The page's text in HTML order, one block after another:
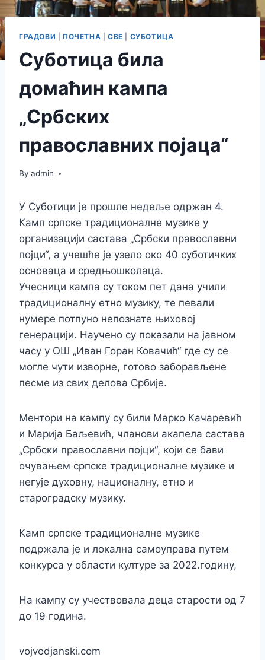
ГРАДОВИ ПОЧЕТНА СВЕ СУБОТИЦА
Суботица била
домаћин кампа
„Србских
православних појаца“
By admin
У Суботици је прошле недеље одржан 4.
Камп српске традиционалне музике у
организацији састава „Србски православни
појци“, а учешће је узело око 40 суботичких
основаца и средњошколаца.
Учесници кампа су током пет дана учили
традиционалну етно музику, те певали
нумере потпуно непознате њиховој
генерацији. Научено су показали на јавном
часу у ОШ „Иван Горан Ковачић“ где су се
могле чути изворне, готово заборављене
песме из свих делова Србије.
Ментори на кампу су били Марко Качаревић
и Марија Баљевић, чланови акапела састава
„Србски православни појци“, који се бави
очувањем српске традиционалне музике и
негује духовну, националну, етно и
староградску музику.
Камп српске традиционалне музике
подржала је и локална самоуправа путем
конкурса у области културе за 2022.годину,
На кампу су учествовала деца старости од 7
до 19 година.
vojvodjanski.com